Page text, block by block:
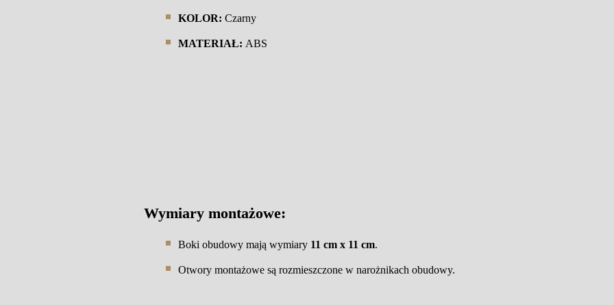
KOLOR: Czarny
MATERIAŁ: ABS
Wymiary montażowe:
Boki obudowy mają wymiary 11 cm x 11 cm.
Otwory montażowe są rozmieszczone w narożnikach obudowy.